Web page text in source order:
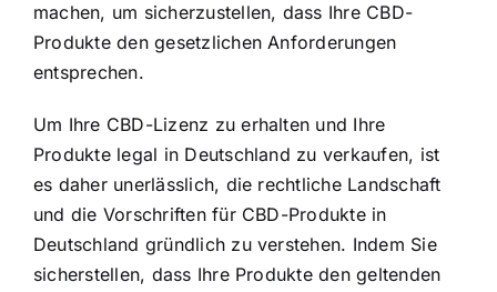
machen, um sicherzustellen, dass Ihre CBD-
Produkte den gesetzlichen Anforderungen
entsprechen.
Um Ihre CBD-Lizenz zu erhalten und Ihre
Produkte legal in Deutschland zu verkaufen, ist
es daher unerlässlich, die rechtliche Landschaft
und die Vorschriften für CBD-Produkte in
Deutschland gründlich zu verstehen. Indem Sie
sicherstellen, dass Ihre Produkte den geltenden